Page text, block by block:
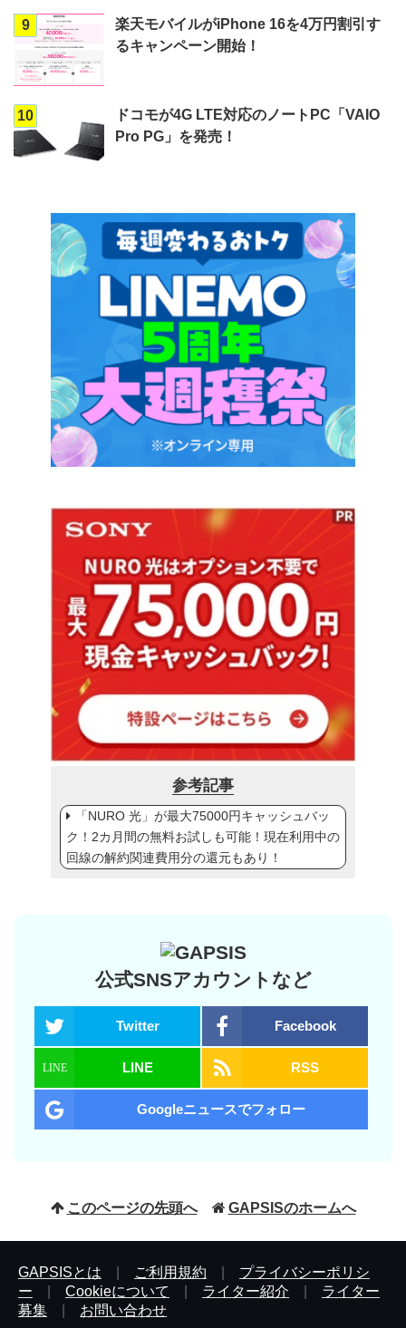
9
楽天モバイルがiPhone 16を4万円割引す
るキャンペーン開始！
10
ドコモが4G LTE対応のノートPC「VAIO
Pro PG」を発売！
参考記事
「NURO 光」が最大75000円キャッシュバッ
ク！2カ月間の無料お試しも可能！現在利用中の
回線の解約関連費用分の還元もあり！
公式SNSアカウントなど
Twitter Facebook
LINE RSS
Googleニュースでフォロー
このページの先頭へ GAPSISのホームへ
GAPSISとは ご利用規約
プライバシーポリシ
ー
Cookieについて ライター紹介
ライター
募集
お問い合わせ